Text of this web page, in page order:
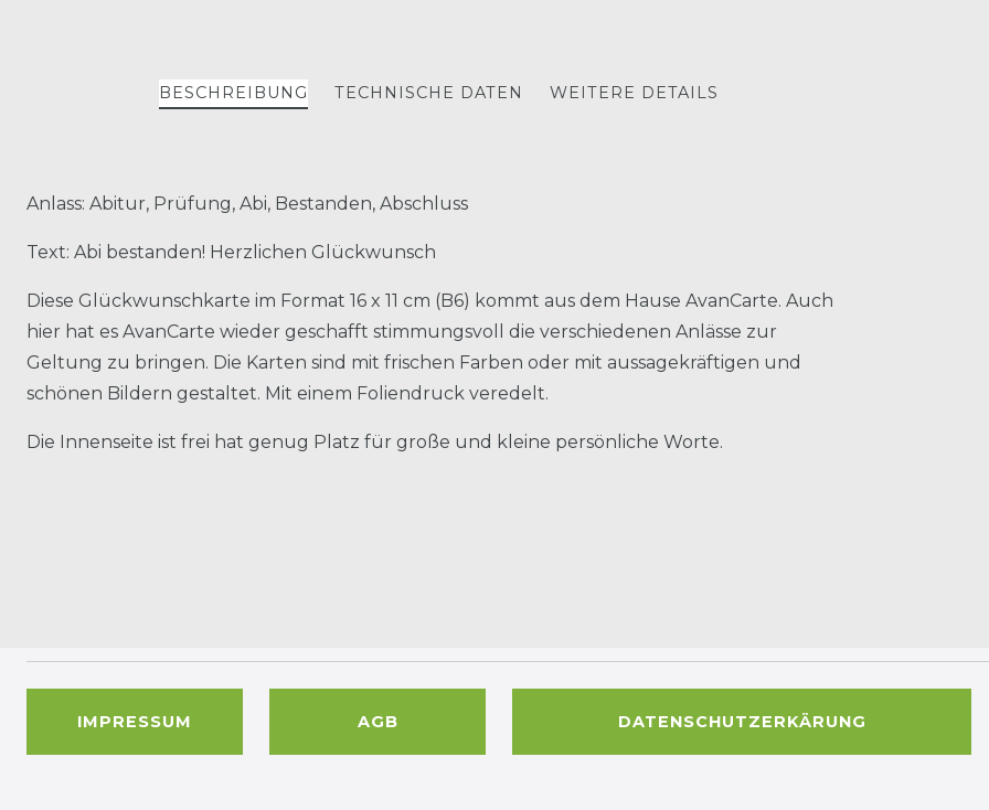
BESCHREIBUNG TECHNISCHE DATEN WEITERE DETAILS
Anlass: Abitur, Prüfung, Abi, Bestanden, Abschluss
Text: Abi bestanden! Herzlichen Glückwunsch
Diese Glückwunschkarte im Format 16 x 11 cm (B6) kommt aus dem Hause AvanCarte. Auch
hier hat es AvanCarte wieder geschafft stimmungsvoll die verschiedenen Anlässe zur
Geltung zu bringen. Die Karten sind mit frischen Farben oder mit aussagekräftigen und
schönen Bildern gestaltet. Mit einem Foliendruck veredelt.
Die Innenseite ist frei hat genug Platz für große und kleine persönliche Worte.
IMPRESSUM AGB DATENSCHUTZERKÄRUNG